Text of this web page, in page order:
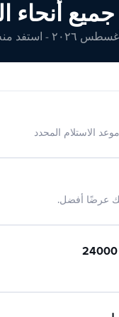
أنحاء
عرضًا أفضل.